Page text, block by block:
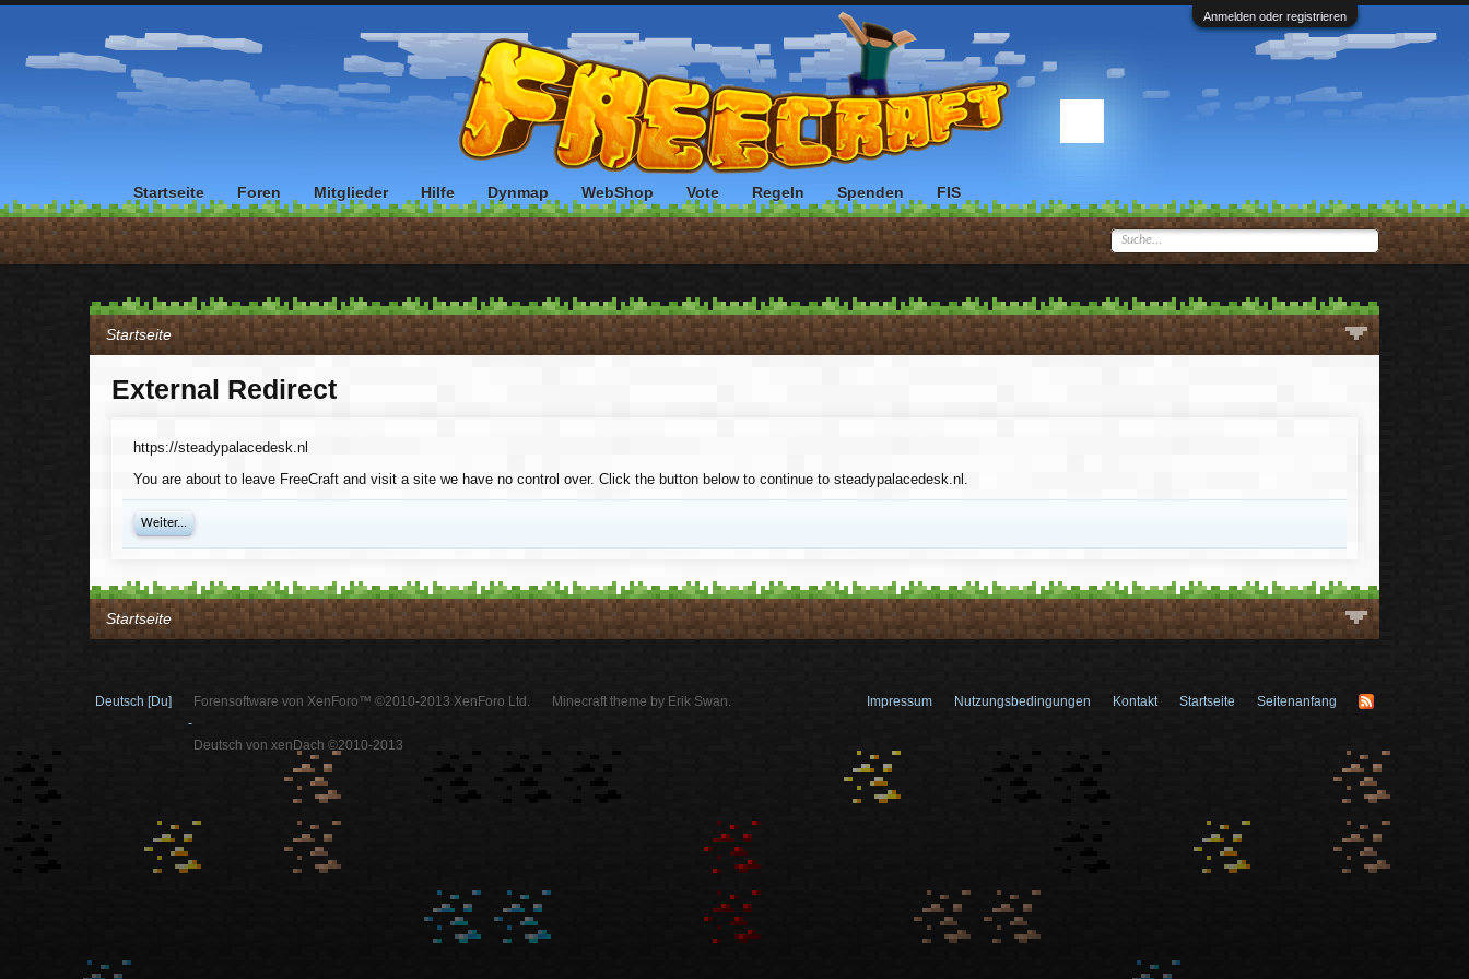
Anmelden oder registrieren
Startseite
External Redirect
https://steadypalacedesk.nl
You are about to leave FreeCraft and visit a site we have no control over. Click the button below to continue to steadypalacedesk.nl.
Weiter...
Startseite
Startseite Foren Mitglieder Hilfe Dynmap WebShop Vote Regeln Spenden FIS
Deutsch [Du]
Forensoftware von XenForo™ ©2010-2013 XenForo Ltd.
-
Deutsch von xenDach ©2010-2013
Minecraft theme by Erik Swan. Impressum Nutzungsbedingungen Kontakt Startseite Seitenanfang